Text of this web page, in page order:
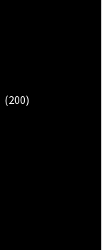
(200)